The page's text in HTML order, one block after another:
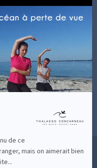
de ce
mais on aimerait bien
VENIR
- 02 98 75 05 40